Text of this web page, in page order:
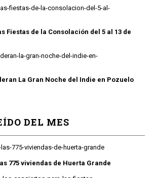
Fiestas de la Consolación del 5 al 13 de
La Gran Noche del Indie en Pozuelo
DEL MES
775 viviendas de Huerta Grande